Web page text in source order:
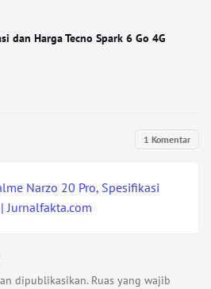
dan Harga Tecno Spark 6 Go 4G
1 Komentar
Narzo 20 Pro, Spesifikasi
Jurnalfakta.com
dipublikasikan. Ruas yang wajib